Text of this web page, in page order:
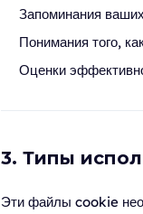
Запоминания
Понимания того,
Оценки
3. Типы
Эти файлы cookie